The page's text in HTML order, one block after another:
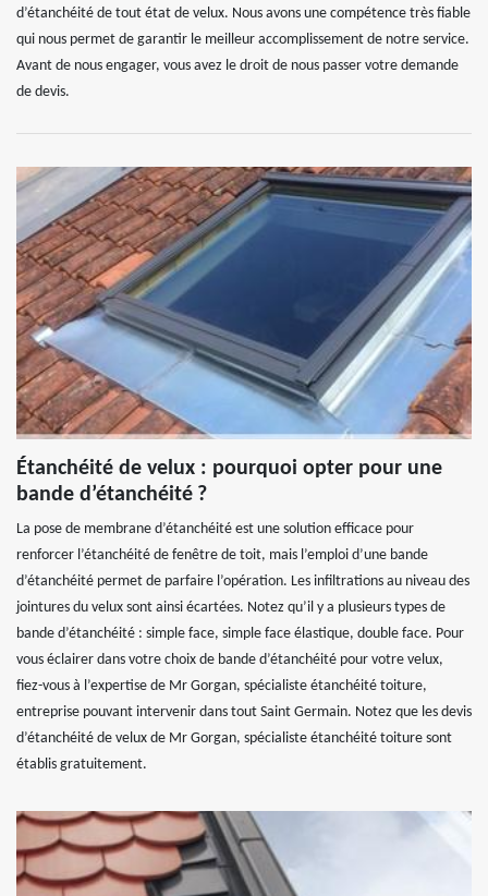
d’étanchéité de tout état de velux. Nous avons une compétence très fiable
qui nous permet de garantir le meilleur accomplissement de notre service.
Avant de nous engager, vous avez le droit de nous passer votre demande
de devis.
Étanchéité de velux : pourquoi opter pour une
bande d’étanchéité ?
La pose de membrane d’étanchéité est une solution efficace pour
renforcer l’étanchéité de fenêtre de toit, mais l’emploi d’une bande
d’étanchéité permet de parfaire l’opération. Les infiltrations au niveau des
jointures du velux sont ainsi écartées. Notez qu’il y a plusieurs types de
bande d’étanchéité : simple face, simple face élastique, double face. Pour
vous éclairer dans votre choix de bande d’étanchéité pour votre velux,
fiez-vous à l’expertise de Mr Gorgan, spécialiste étanchéité toiture,
entreprise pouvant intervenir dans tout Saint Germain. Notez que les devis
d’étanchéité de velux de Mr Gorgan, spécialiste étanchéité toiture sont
établis gratuitement.